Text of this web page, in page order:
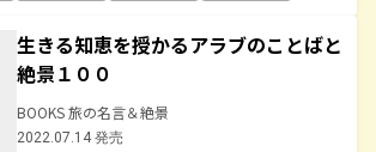
生きる知恵を授かるアラブのことばと
絶景１００
BOOKS 旅の名言＆絶景
2022.07.14 発売